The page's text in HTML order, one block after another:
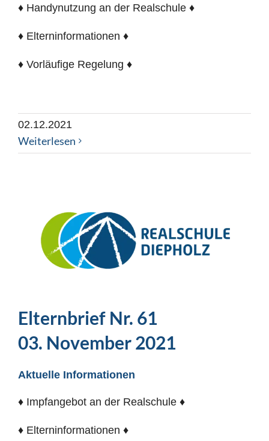
♦ Handynutzung an der Realschule ♦
♦ Elterninformationen ♦
♦ Vorläufige Regelung ♦
02.12.2021
Weiterlesen
Elternbrief Nr. 61
03. November 2021
Aktuelle Informationen
♦ Impfangebot an der Realschule ♦
♦ Elterninformationen ♦